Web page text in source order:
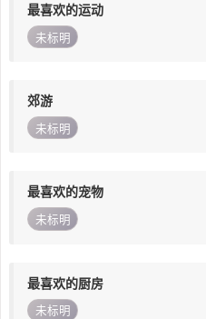
最喜欢的运动
未标明
郊游
未标明
最喜欢的宠物
未标明
最喜欢的厨房
未标明